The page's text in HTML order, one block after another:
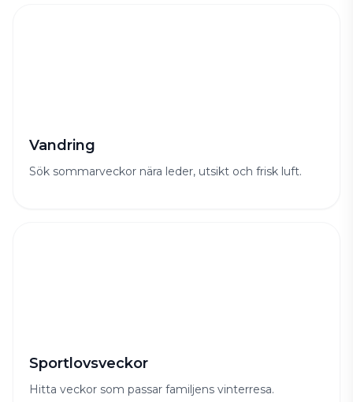
Vandring
Sök sommarveckor nära leder, utsikt och frisk luft.
Sportlovsveckor
Hitta veckor som passar familjens vinterresa.